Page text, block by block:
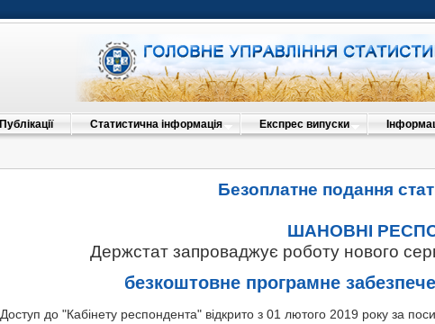
Публікації Статистична інформація Експрес випуски
Безоплатне подання
ШАНОВНІ
Держстат запроваджує роботу нового
безкоштовне програмне
Доступ до "Кабінету респондента" відкрито з 01 лютого 2019 року за